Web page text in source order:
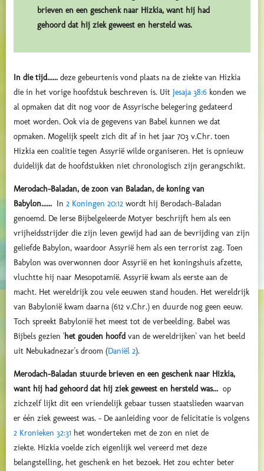
brieven en een geschenk naar Hizkia, want hij had
gehoord dat hij ziek geweest en hersteld was.
In die tijd...... deze gebeurtenis vond plaats na de ziekte van Hizkia
die in het vorige hoofdstuk beschreven is. Uit Jesaja 38:6 konden we
al opmaken dat dit nog voor de Assyrische belegering gedateerd
moet worden. Ook via de gegevens van Babel kunnen we dat
opmaken. Mogelijk speelt zich dit af in het jaar 703 v.Chr. toen
Hizkia een coalitie tegen Assyrië wilde organiseren. Het is opnieuw
duidelijk dat de hoofdstukken niet chronologisch zijn gerangschikt.
Merodach-Baladan, de zoon van Baladan, de koning van
Babylon...... In 2 Koningen 20:12 wordt hij Berodach-Baladan
genoemd. De Ierse Bijbelgeleerde Motyer beschrijft hem als een
vrijheidsstrijder die zijn leven gewijd had aan de bevrijding van zijn
geliefde Babylon, waardoor Assyrië hem als een terrorist zag. Toen
Babylon was overwonnen door Assyrië en het koningshuis afzette,
vluchtte hij naar Mesopotamië. Assyrië kwam als eerste aan de
macht. Het wereldrijk zou vele eeuwen stand houden. Het wereldrijk
van Babylonië kwam daarna (612 v.Chr.) en duurde nog geen eeuw.
Toch spreekt Babylonië het meest tot de verbeelding. Babel was
Bijbels gezien 'het gouden hoofd van de wereldrijken' van het beeld
uit Nebukadnezar's droom (Daniël 2).
Merodach-Baladan stuurde brieven en een geschenk naar Hizkia,
want hij had gehoord dat hij ziek geweest en hersteld was... op
zichzelf lijkt dit een vriendelijk gebaar tussen staatslieden waarvan
er één ziek geweest was. – De aanleiding voor de felicitatie is volgens
2 Kronieken 32:31 het wonderteken met de zon en niet de
ziekte. Hizkia voelde zich eigenlijk wel vereerd met deze
belangstelling, het geschenk en het bezoek. Het zou echter beter